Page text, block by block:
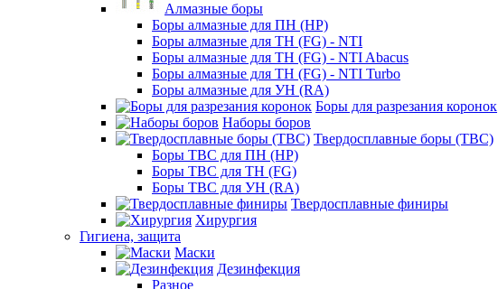
Алмазные боры
Боры алмазные для ПН (HP)
Боры алмазные для ТН (FG) - NTI
Боры алмазные для ТН (FG) - NTI Abacus
Боры алмазные для ТН (FG) - NTI Turbo
Боры алмазные для УН (RA)
Боры для разрезания коронок
Наборы боров
Твердосплавные боры (ТВС)
Боры ТВС для ПН (HP)
Боры ТВС для ТН (FG)
Боры ТВС для УН (RA)
Твердосплавные финиры
Хирургия
Гигиена, защита
Маски
Дезинфекция
Разное